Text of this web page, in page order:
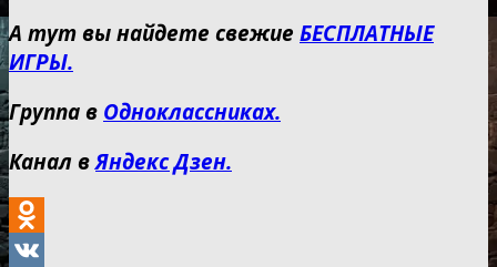
А тут вы найдете свежие БЕСПЛАТНЫЕ
ИГРЫ.
Группа в Одноклассниках.
Канал вЯндекс Дзен.
Odnoklassniki